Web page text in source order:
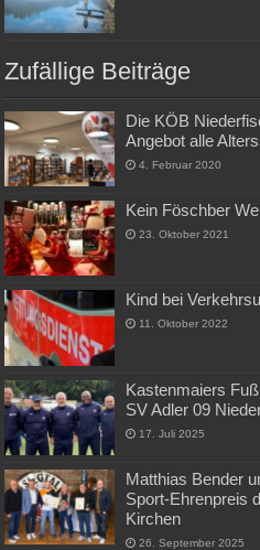
Zufällige Beiträge
Die KÖB
Angebot alle
4. Februar 2020
Kein Föschber
23. Oktober 2021
Kind bei
11. Oktober 2022
Kastenmaiers
SV Adler 09
17. Juli 2025
Matthias Bender
Sport-Ehrenpreis
Kirchen
26. September 2025